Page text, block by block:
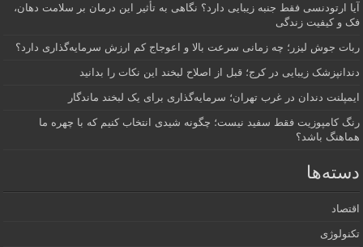
آیا ارتودنسی فقط جنبه زیبایی دارد؟ نگاهی به تأثیر این درمان بر سلامت دهان،
فک و کیفیت زندگی
ربات جوش لیزر؛ چه زمانی سرعت بالا و اعوجاج کم ارزش سرمایه‌گذاری دارد؟
دندانپزشک زیبایی در کرج؛ قبل از اصلاح لبخند این نکات را بدانید
ایمپلنت دندان در غرب تهران؛ سرمایه‌گذاری برای یک لبخند ماندگار
رنگ کامپوزیت فقط سفید نیست؛ چگونه شیدی انتخاب کنیم که با چهره ما
هماهنگ باشد؟
دسته‌ها
اقتصاد
تکنولوژی